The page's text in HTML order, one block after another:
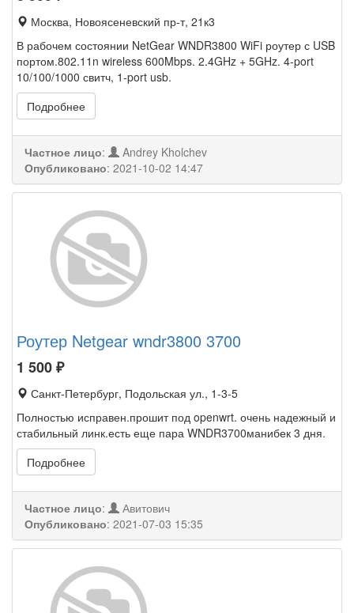
Москва, Новоясеневский пр-т, 21к3
В рабочем состоянии NetGear WNDR3800 WiFi роутер с USB
портом.802.11n wireless 600Mbps. 2.4GHz + 5GHz. 4-port
10/100/1000 свитч, 1-port usb.
Подробнее
Частное лицо:
Andrey Kholchev
Опубликовано: 2021-10-02 14:47
Роутер Netgear wndr3800 3700
1 500₽
Санкт-Петербург, Подольская ул., 1-3-5
Полностью исправен.прошит под openwrt. очень надежный и
стабильный линк.есть еще пара WNDR3700манибек 3 дня.
Подробнее
Частное лицо:
Авитович
Опубликовано: 2021-07-03 15:35